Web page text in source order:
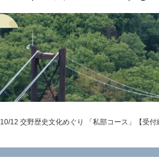
10/12 交野歴史文化めぐり 「私部コース」【受付